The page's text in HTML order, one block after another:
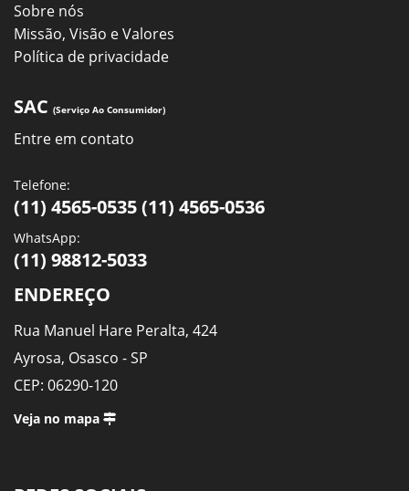
Sobre nós
Missão, Visão e Valores
Política de privacidade
SAC (Serviço Ao Consumidor)
Entre em contato
Telefone:
(11) 4565-0535 (11) 4565-0536
WhatsApp:
(11) 98812-5033
ENDEREÇO
Rua Manuel Hare Peralta, 424
Ayrosa, Osasco - SP
CEP: 06290-120
Veja no mapa